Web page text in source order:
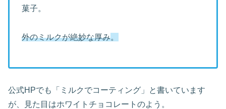
菓子。
外のミルクが絶妙な厚み。
公式HPでも「ミルクでコーティング」と書いています
が、見た目はホワイトチョコレートのよう。